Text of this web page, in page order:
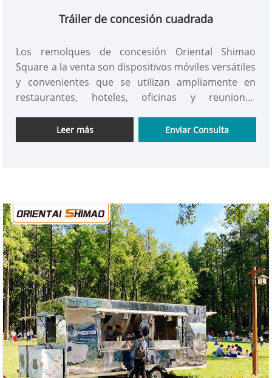
Tráiler de concesión cuadrada
Los remolques de concesión Oriental Shimao
Square a la venta son dispositivos móviles versátiles
y convenientes que se utilizan ampliamente en
restaurantes, hoteles, oficinas y reuniones
son ideales para mejorar la comodidad del trabajo y
la vida. ¡consíguelo ahora!
Leer más Enviar Consulta